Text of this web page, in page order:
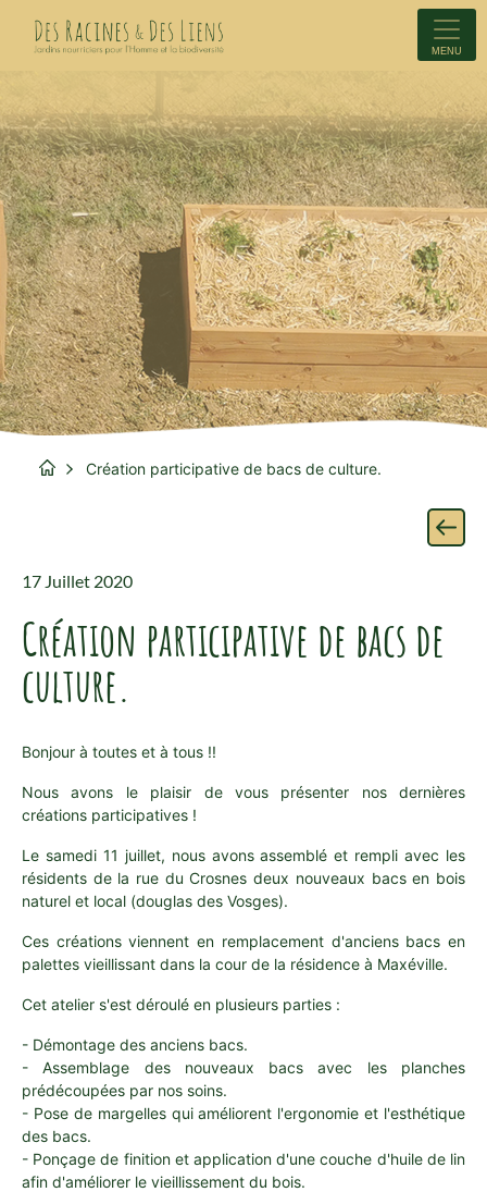
MENU
Création participative de bacs de culture.
17 Juillet 2020
Création participative de bacs de
culture.
Bonjour à toutes et à tous !!
Nous avons le plaisir de vous présenter nos dernières
créations participatives !
Le samedi 11 juillet, nous avons assemblé et rempli avec les
résidents de la rue du Crosnes deux nouveaux bacs en bois
naturel et local (douglas des Vosges).
Ces créations viennent en remplacement d'anciens bacs en
palettes vieillissant dans la cour de la résidence à Maxéville.
Cet atelier s'est déroulé en plusieurs parties :
- Démontage des anciens bacs.
- Assemblage des nouveaux bacs avec les planches
prédécoupées par nos soins.
- Pose de margelles qui améliorent l'ergonomie et l'esthétique
des bacs.
- Ponçage de finition et application d'une couche d'huile de lin
afin d'améliorer le vieillissement du bois.